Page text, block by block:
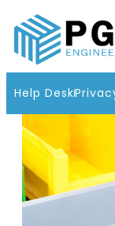
Help Desk
Home
21 มิถุนายน 2022